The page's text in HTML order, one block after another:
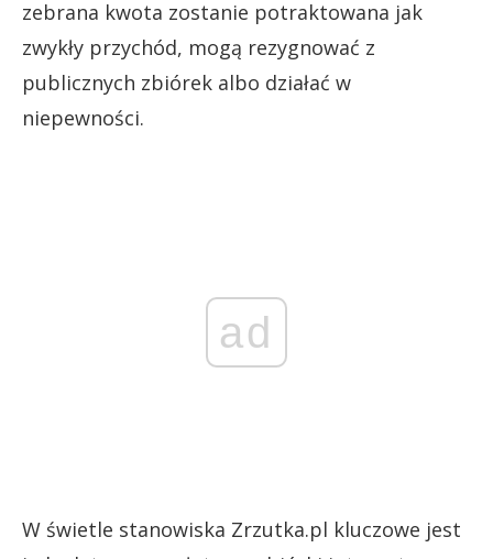
zebrana kwota zostanie potraktowana jak
zwykły przychód, mogą rezygnować z
publicznych zbiórek albo działać w
niepewności.
ad
W świetle stanowiska Zrzutka.pl kluczowe jest